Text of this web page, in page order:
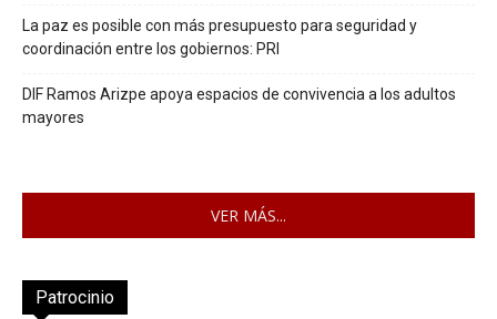
La paz es posible con más presupuesto para seguridad y
coordinación entre los gobiernos: PRI
DIF Ramos Arizpe apoya espacios de convivencia a los adultos
mayores
VER MÁS...
Patrocinio